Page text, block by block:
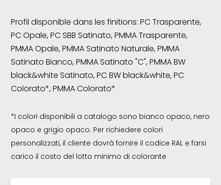
Profil disponible dans les finitions: PC Trasparente,
PC Opale, PC SBB Satinato, PMMA Trasparente,
PMMA Opale, PMMA Satinato Naturale, PMMA
Satinato Bianco, PMMA Satinato "C", PMMA BW
black&white Satinato, PC BW black&white, PC
Colorato*, PMMA Colorato*
*I colori disponibili a catalogo sono bianco opaco, nero
opaco e grigio opaco. Per richiedere colori
personalizzati, il cliente dovrà fornire il codice RAL e farsi
carico il costo del lotto minimo di colorante